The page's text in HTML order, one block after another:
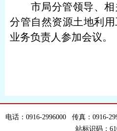
市局分管领导、相
分管自然资源土地利
业务负责人参加会议。
电话：0916-2996000 传真：0916-
站标识码：